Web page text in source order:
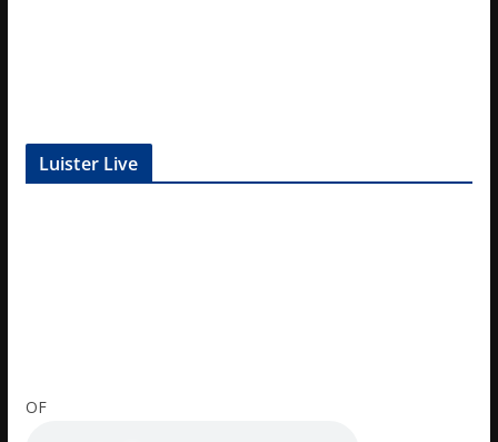
Luister Live
OF